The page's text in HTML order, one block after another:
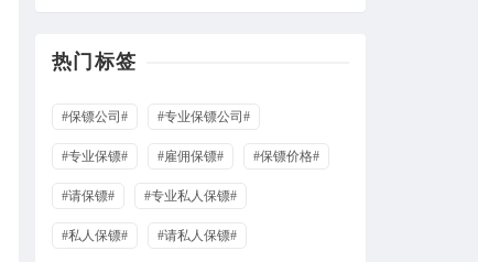
热门标签
#保镖公司# #专业保镖公司#
#专业保镖# #雇佣保镖# #保镖价格#
#请保镖# #专业私人保镖#
#私人保镖# #请私人保镖#